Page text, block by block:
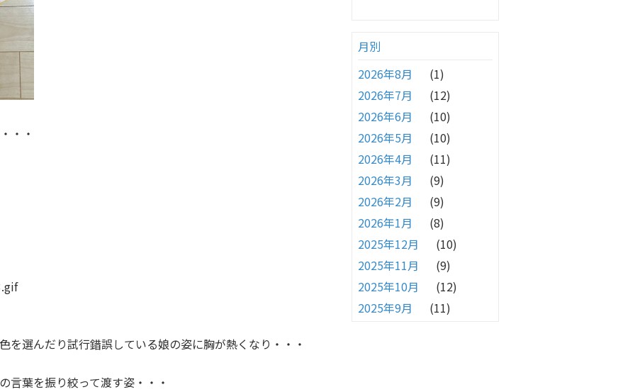
・・
を選んだり試行錯誤している娘の姿に胸が熱くなり・・・
言葉を振り絞って渡す姿・・・
月別
2026年8月
(1)
2026年7月
(12)
2026年6月
(10)
2026年5月
(10)
2026年4月
(11)
2026年3月
(9)
2026年2月
(9)
2026年1月
(8)
2025年12月
(10)
2025年11月
(9)
2025年10月
(12)
2025年9月
(11)